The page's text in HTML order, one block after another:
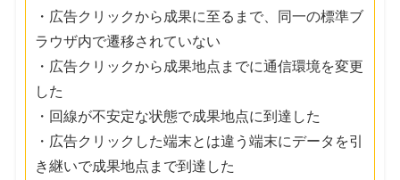
・広告クリックから成果に至るまで、同一の標準ブ
ラウザ内で遷移されていない
・広告クリックから成果地点までに通信環境を変更
した
・回線が不安定な状態で成果地点に到達した
・広告クリックした端末とは違う端末にデータを引
き継いで成果地点まで到達した